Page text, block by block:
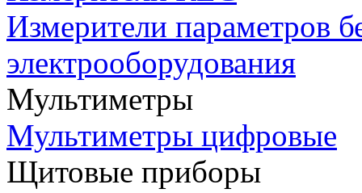
Измерители параметров
электрооборудования
Мультиметры
Мультиметры цифровые
Щитовые приборы